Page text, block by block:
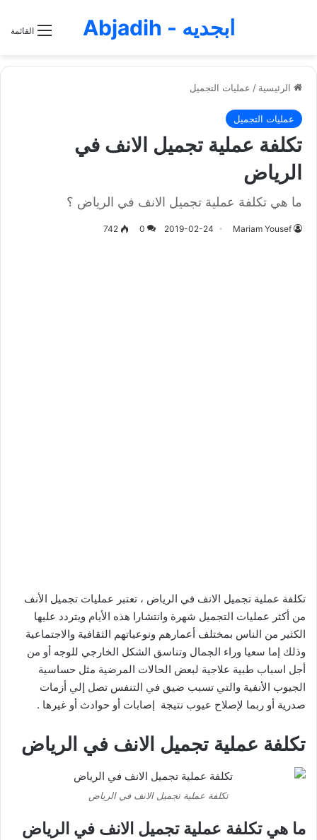
القائمة ابجديه - Abjadih
الرئيسية / عمليات التجميل
عمليات التجميل
تكلفة عملية تجميل الانف في
الرياض
ما هي تكلفة عملية تجميل الانف في الرياض ؟
Mariam Yousef
2019-02-24
0
742
تكلفة عملية تجميل الانف في الرياض ، تعتبر عمليات تجميل الأنف
من أكثر عمليات التجميل شهرة وانتشارا هذه الأيام ويتردد عليها
الكثير من الناس بمختلف أعمارهم ونوعياتهم الثقافية والاجتماعية
وذلك إما سعيا وراء الجمال وتناسق الشكل الخارجي للوجه أو من
أجل اسباب طبية علاجية لبعض الحالات المرضية مثل حساسية
الجيوب الأنفية والتي تسبب ضيق في التنفس تصل إلي أزمات
صدرية أو ربما لإصلاح عيوب نتيجة إصابات أو حوادث أو غيرها .
تكلفة عملية تجميل الانف في الرياض
تكلفة عملية تجميل الانف في الرياض
ما هي تكلفة عملية تجميل الانف في الرياض